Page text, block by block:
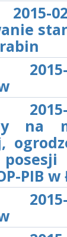
2015-
na
PIB w